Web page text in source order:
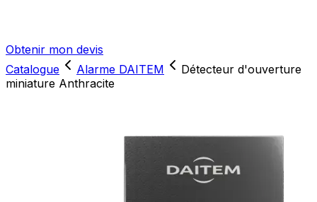
Obtenir mon devis
Catalogue
Alarme DAITEM
Détecteur d'ouverture
miniature Anthracite